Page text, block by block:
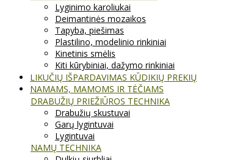
Lyginimo karoliukai
Deimantinės mozaikos
Tapyba, piešimas
Plastilino, modelinio rinkiniai
Kinetinis smėlis
Kiti kūrybiniai, dažymo rinkiniai
LIKUČIŲ IŠPARDAVIMAS KŪDIKIŲ PREKIŲ
NAMAMS, MAMOMS IR TĖČIAMS
DRABUŽIŲ PRIEŽIŪROS TECHNIKA
Drabužių skustuvai
Garų lygintuvai
Lygintuvai
NAMŲ TECHNIKA